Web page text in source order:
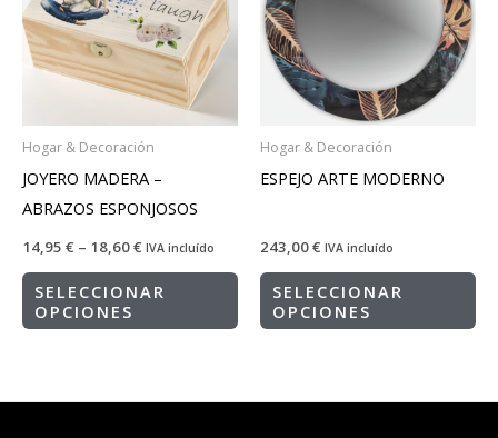
Hogar & Decoración
JOYERO MADERA –
ABRAZOS ESPONJOSOS
14,95 € – 18,60€ IVA incluído
SELECCIONAR
OPCIONES
Hogar & Decoración
ESPEJO ARTE MODERNO
243,00€ IVA incluído
SELECCIONAR
OPCIONES